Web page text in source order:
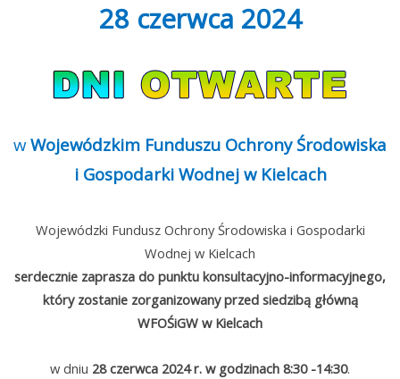
28 czerwca 2024
wWojewódzkim Funduszu Ochrony Środowiska
i Gospodarki Wodnej w Kielcach
Wojewódzki Fundusz Ochrony Środowiska i Gospodarki
Wodnej w Kielcach
serdecznie zaprasza do punktu konsultacyjno-informacyjnego,
który zostanie zorganizowany przed siedzibą główną
WFOŚiGW w Kielcach
w dniu 28 czerwca 2024 r. w godzinach 8:30 -14:30.